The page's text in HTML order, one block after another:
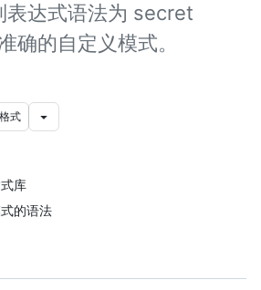
表达式语法为 secret
确的自定义模式。
式
库
的语法